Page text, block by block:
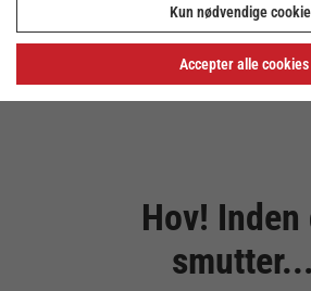
Hov! Inden
smutter...
Kun nødvendige
Accepter alle cookies